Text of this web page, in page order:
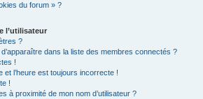
du forum » ?
l’utilisateur
?
dans la liste des membres connectés ?
!
et l’heure est toujours incorrecte !
!
à proximité de mon nom d’utilisateur ?